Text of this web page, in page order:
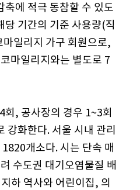
에 적극 동참할 수 있도
기간의 기준 사용량(직
일리지 가구 회원으로,
마일리지와는 별도로 7
, 공사장의 경우 1~3회
강화한다. 서울 시내 관리
개소다. 시는 단속 매
수도권 대기오염물질 배
하 역사와 어린이집, 의